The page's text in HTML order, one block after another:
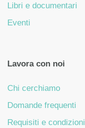
Libri e documentari
Eventi
Lavora con noi
Chi cerchiamo
Domande frequenti
Requisiti e condizioni